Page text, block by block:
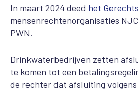
In maart 2024 deed het
mensenrechtenorganisaties
PWN.
Drinkwaterbedrijven zetten
te komen tot een
de rechter dat afsluiting